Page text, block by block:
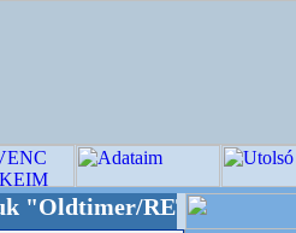
RETRO" designba!